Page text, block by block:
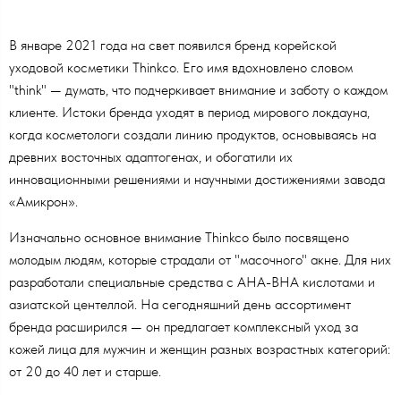
В январе 2021 года на свет появился бренд корейской
уходовой косметики Thinkco. Его имя вдохновлено словом
"think" — думать, что подчеркивает внимание и заботу о каждом
клиенте. Истоки бренда уходят в период мирового локдауна,
когда косметологи создали линию продуктов, основываясь на
древних восточных адаптогенах, и обогатили их
инновационными решениями и научными достижениями завода
«Амикрон».
Изначально основное внимание Thinkco было посвящено
молодым людям, которые страдали от "масочного" акне. Для них
разработали специальные средства с AHA-BHA кислотами и
азиатской центеллой. На сегодняшний день ассортимент
бренда расширился — он предлагает комплексный уход за
кожей лица для мужчин и женщин разных возрастных категорий:
от 20 до 40 лет и старше.